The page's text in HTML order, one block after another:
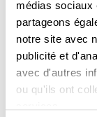
médias sociaux
partageons
notre site avec
publicité et
avec d'autres
ou qu'ils ont
Richard
Pilsen,
verplichte
in feite